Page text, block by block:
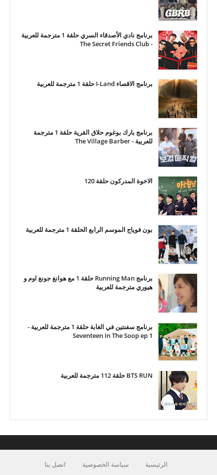
برنامج نادي الأصدقاء السري حلقة 1 مترجمة للعربية
- The Secret Friends Club
برنامج الاقصاء I-Land حلقة 1 مترجمة للعربية
برنامج بارك بوغوم حلاق القرية حلقة 1 مترجمة
للعربية - The Village Barber
الاخوة المدركون حلقة 120
بون فوياج الموسم الرابع الحلقة 1 مترجمة للعربية
برنامج Running Man حلقة 1 مع هوانغ جونغ اوم و
هيوري مترجمة للعربية
برنامج سفنتين في الغابة حلقة 1 مترجمة للعربية -
Seventeen In The Soop ep 1
BTS RUN حلقة 112 مترجمة للعربية
الرئيسية سياسة الخصوصية اتصل بنا